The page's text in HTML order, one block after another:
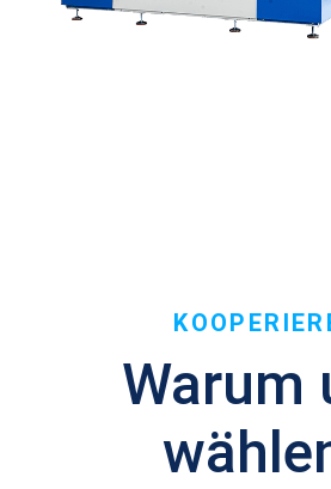
Warum